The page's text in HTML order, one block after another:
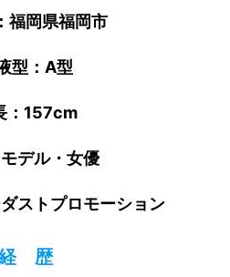
福岡県福岡市
型：A型
：157cm
デル・女優
ストプロモーション
歴